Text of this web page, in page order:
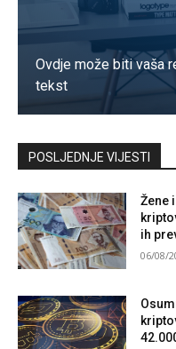
Ovdje može biti vaša
tekst
Kontaktirajte nas
POSLJEDNJE VIJESTI
Žene
ih
06/08/